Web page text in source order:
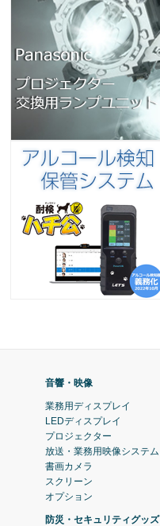
音響・映像
業務用ディスプレイ
LEDディスプレイ
プロジェクター
放送・業務用映像システム
書画カメラ
スクリーン
オプション
防災・セキュリティグッズ